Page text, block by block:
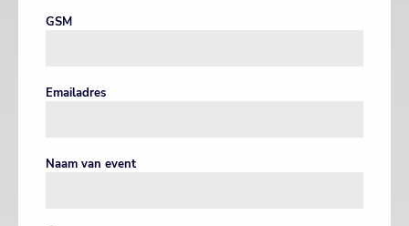
GSM
Emailadres
Naam van event